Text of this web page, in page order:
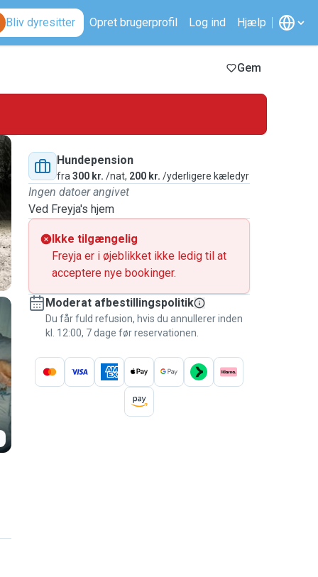
Bliv dyresitter Opret brugerprofil Log ind Hjælp
Gem
Hundepension
fra 300 kr. /nat, 200 kr. /yderligere kæledyr
Ingen datoer angivet
Ved Freyja's hjem
Ikke tilgængelig
Freyja er i øjeblikket ikke ledig til at
acceptere nye bookinger.
Moderat afbestillingspolitik
Du får fuld refusion, hvis du annullerer inden
kl. 12:00, 7 dage før reservationen.